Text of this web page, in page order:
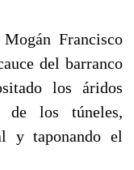
Francisco
del barranco
los áridos
de los túneles,
y taponando el